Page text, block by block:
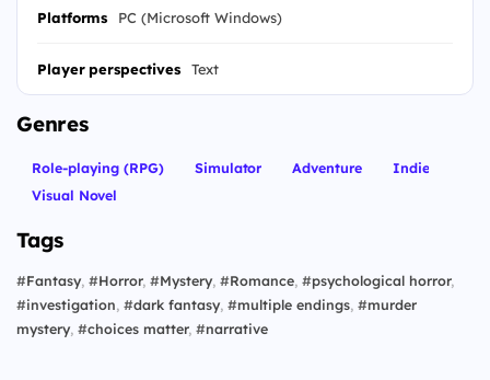
Platforms PC (Microsoft Windows)
Player perspectives Text
Genres
Role-playing (RPG) Simulator Adventure
Indie
Visual Novel
Tags
#Fantasy, #Horror, #Mystery, #Romance, #psychological horror,
#investigation, #dark fantasy, #multiple endings, #murder
mystery, #choices matter, #narrative